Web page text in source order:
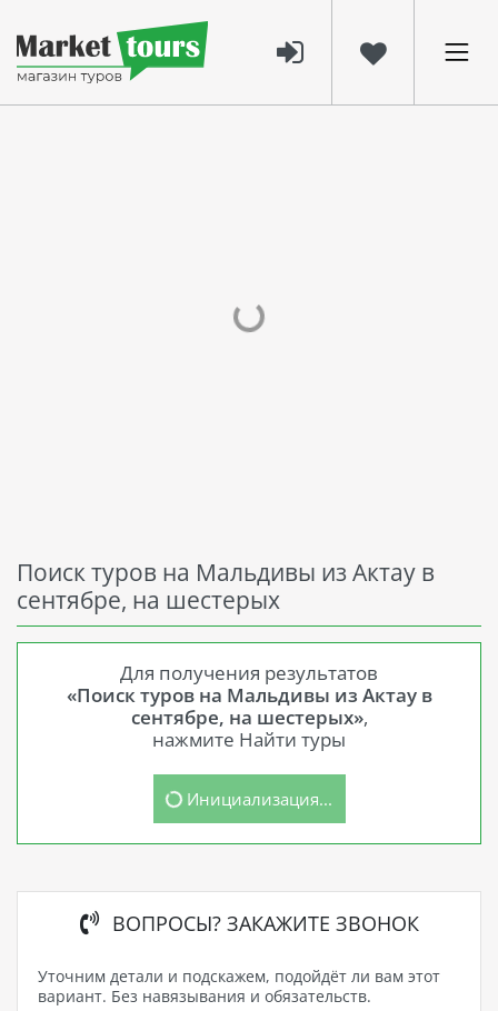
Поиск туров на Мальдивы из Актау в
сентябре, на шестерых
Для получения результатов
«Поиск туров на Мальдивы из Актау в
сентябре, на шестерых»,
нажмите Найти туры
Инициализация...
ВОПРОСЫ? ЗАКАЖИТЕ ЗВОНОК
Уточним детали и подскажем, подойдёт ли вам этот
вариант. Без навязывания и обязательств.